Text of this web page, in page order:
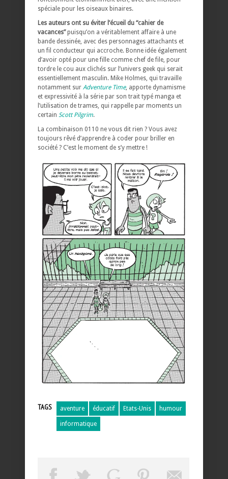
spéciale pour les oiseaux binaires.
Les auteurs ont su éviter l’écueil du “cahier de
vacances”puisqu’on a véritablement affaire à une
bande dessinée, avec des personnages attachants et
un fil conducteur qui accroche. Bonne idée également
d’avoir opté pour une fille comme chef de file, pour
tordre le cou aux clichés sur l’univers geek qui serait
essentiellement masculin. Mike Holmes, qui travaille
notamment sur Adventure Time, apporte dynamisme
et expressivité à la série par son trait typé manga et
l’utilisation de trames, qui rappelle par moments un
certain Scott Pilgrim.
La combinaison 0110 ne vous dit rien ? Vous avez
toujours rêvé d’apprendre à coder pour briller en
société ? C’est le moment de s’y mettre !
TAGS aventure éducatif Etats-Unis humour
informatique